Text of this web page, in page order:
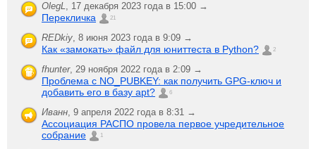
OlegL, 17 декабря 2023 года в 15:00 →
Перекличка 21
REDkiy, 8 июня 2023 года в 9:09 →
Как «замокать» файл для юниттеста в Python? 2
fhunter, 29 ноября 2022 года в 2:09 →
Проблема с NO_PUBKEY: как получить GPG-ключ и
добавить его в базу apt?
6
Иванн, 9 апреля 2022 года в 8:31 →
Ассоциация РАСПО провела первое учредительное
собрание
1